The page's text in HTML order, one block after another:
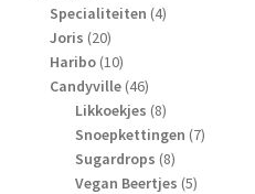
producten
Specialiteiten 44
Joris 2020
producten
Haribo 1010
producten
Candyville 4646
producten
Likkoekjes 88
producten
Snoepkettingen 77
Sugardrops 88
producten
Vegan Beertjes 55